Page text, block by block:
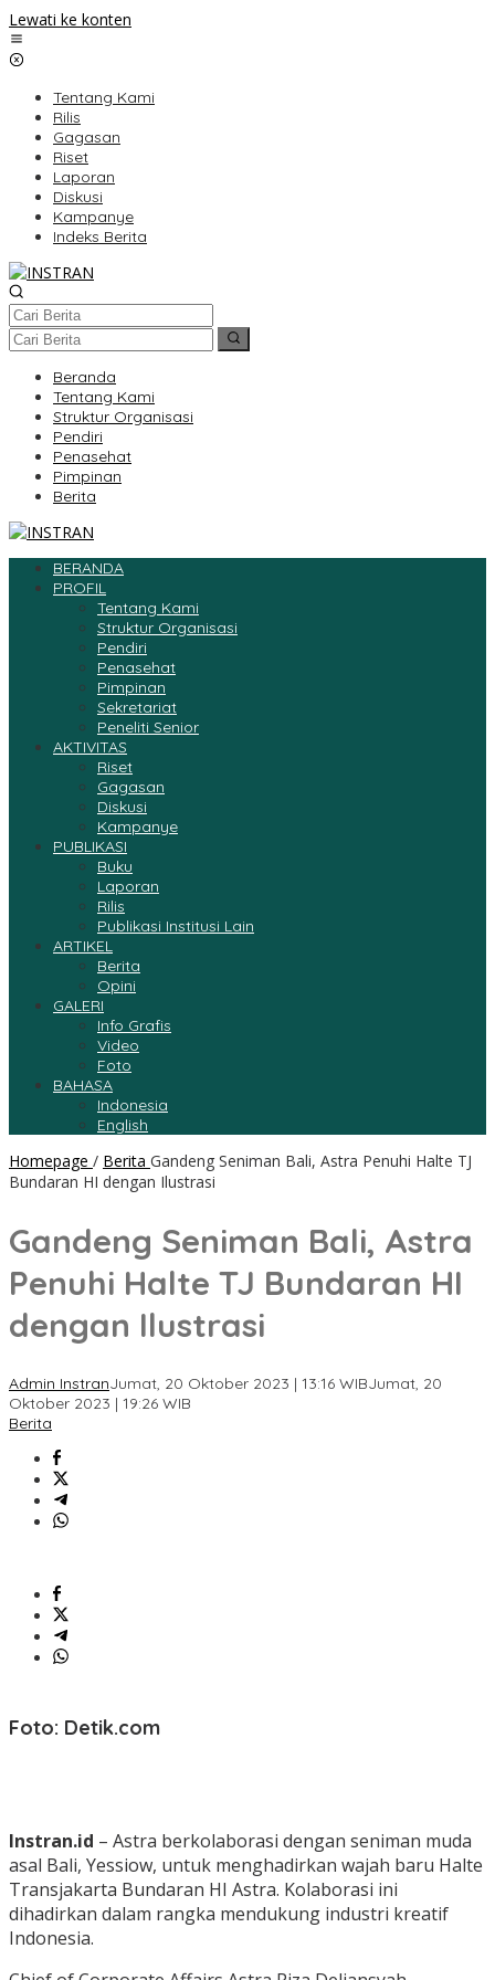
Lewati ke konten
Tentang Kami
Rilis
Gagasan
Riset
Laporan
Diskusi
Kampanye
Indeks Berita
Beranda
Tentang Kami
Struktur Organisasi
Pendiri
Penasehat
Pimpinan
Berita
BERANDA
PROFIL
Tentang Kami
Struktur Organisasi
Pendiri
Penasehat
Pimpinan
Sekretariat
Peneliti Senior
AKTIVITAS
Riset
Gagasan
Diskusi
Kampanye
PUBLIKASI
Buku
Laporan
Rilis
Publikasi Institusi Lain
ARTIKEL
Berita
Opini
GALERI
Info Grafis
Video
Foto
BAHASA
Indonesia
English
Homepage / Berita Gandeng Seniman Bali, Astra Penuhi Halte TJ
Bundaran HI dengan Ilustrasi
Gandeng Seniman Bali, Astra
Penuhi Halte TJ Bundaran HI
dengan Ilustrasi
Admin InstranJumat, 20 Oktober 2023 | 13:16 WIBJumat, 20
Oktober 2023 | 19:26 WIB
Berita
Foto: Detik.com
Instran.id – Astra berkolaborasi dengan seniman muda
asal Bali, Yessiow, untuk menghadirkan wajah baru Halte
Transjakarta Bundaran HI Astra. Kolaborasi ini
dihadirkan dalam rangka mendukung industri kreatif
Indonesia.